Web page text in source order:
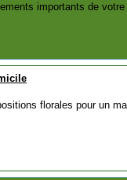
importants de
florales pour un